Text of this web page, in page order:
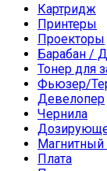
Картридж
Принтеры
Проекторы
Барабан /
Тонер для
Фьюзер/
Девелопер
Чернила
Магнитный
Плата